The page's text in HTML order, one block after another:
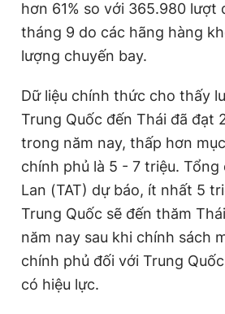
hơn 61% so với 365.980 lượt
tháng 9 do các hãng hàng
lượng chuyến bay.
Dữ liệu chính thức cho thấy
Trung Quốc đến Thái đã đạt
trong năm nay, thấp hơn
chính phủ là 5 - 7 triệu. Tổng
Lan (TAT) dự báo, ít nhất 5
Trung Quốc sẽ đến thăm
năm nay sau khi chính sách
chính phủ đối với Trung
có hiệu lực.